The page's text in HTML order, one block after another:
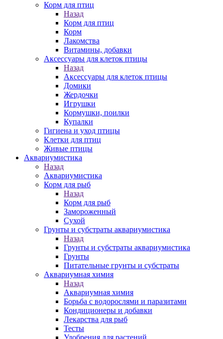
Корм для птиц
Назад
Корм для птиц
Корм
Лакомства
Витамины, добавки
Аксессуары для клеток птицы
Назад
Аксессуары для клеток птицы
Домики
Жердочки
Игрушки
Кормушки, поилки
Купалки
Гигиена и уход птицы
Клетки для птиц
Живые птицы
Аквариумистика
Назад
Аквариумистика
Корм для рыб
Назад
Корм для рыб
Замороженный
Сухой
Грунты и субстраты аквариумистика
Назад
Грунты и субстраты аквариумистика
Грунты
Питательные грунты и субстраты
Аквариумная химия
Назад
Аквариумная химия
Борьба с водорослями и паразитами
Кондиционеры и добавки
Лекарства для рыб
Тесты
Удобрения для растений